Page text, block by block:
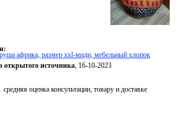
африка, размер ххl-миди, мебельный хлопок
открытого источника, 16-10-2023
средняя оценка консультации, товару и доставке